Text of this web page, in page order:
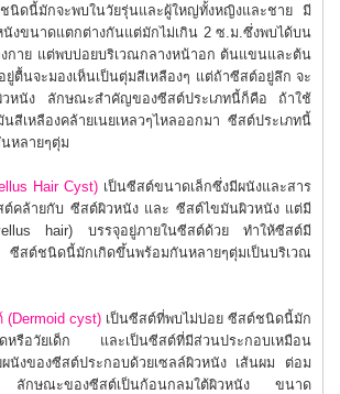
ดนี้มักจะพบในวัยรุ่นและผู้ใหญ่ทั้งหญิงและชาย มี
งขนาดแตกต่างกันแต่มักไม่เกิน 2 ซ.ม.ซึ่งพบได้บน
กาย แต่พบบ่อยบริเวณกลางหน้าอก ต้นแขนและต้น
ตื้นจะมองเห็นเป็นตุ่มสีเหลืองๆ แต่ถ้าซีสต์อยู่ลึก จะ
ผิวหนัง ลักษณะสำคัญของซีสต์ประเภทนี้ก็คือ ถ้าใช้
นสีเหลืองคล้ายเนยเหลวๆไหลออกมา ซีสต์ประเภทนี้
หลายๆตุ่ม
Hair Cyst) เป็นซีสต์ขนาดเล็กซึ่งมีผนังและสาร
ต์คล้ายกับ ซีสต์ผิวหนัง และ ซีสต์ไขมันผิวหนัง แต่มี
hair) บรรจุอยู่ภายในซีสต์ด้วย ทำให้ซีสต์มี
สต์ชนิดนี้มักเกิดขึ้นพร้อมกันหลายๆตุ่มเป็นบริเวณ
(Dermoid cyst) เป็นซีสต์ที่พบไม่บ่อย ซีสต์ชนิดนี้มัก
ดหรือวัยเด็ก และเป็นซีสต์ที่มีส่วนประกอบเหมือน
นังของซีสต์ประกอบด้วยเซลล์ผิวหนัง เส้นผม ต่อม
ลักษณะของซีสต์เป็นก้อนกลมใต้ผิวหนัง ขนาด